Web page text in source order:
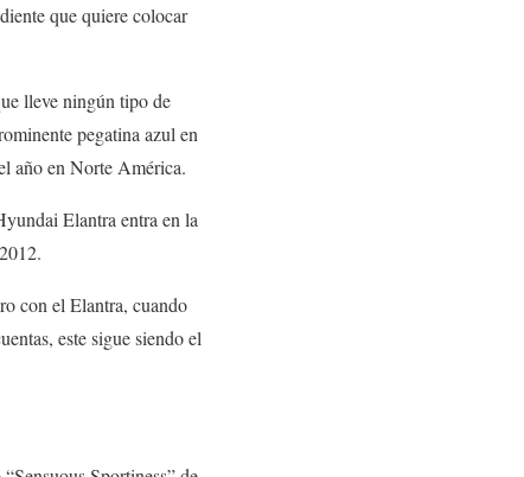
que quiere colocar
lleve ningún tipo de
pegatina azul en
año en Norte América.
Elantra entra en la
con el Elantra, cuando
este sigue siendo el